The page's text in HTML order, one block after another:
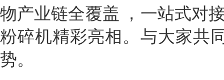
物产业链全覆盖 ，一站式对
粉碎机精彩亮相。与大家共
势。